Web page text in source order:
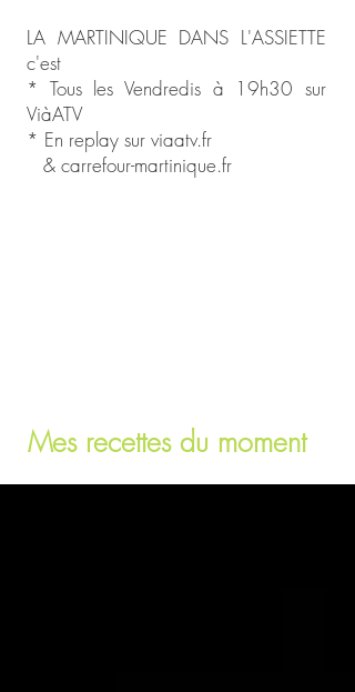
LA MARTINIQUE DANS L'ASSIETTE
c'est
* Tous les Vendredis à 19h30 sur
ViàATV
* En replay sur viaatv.fr
& carrefour-martinique.fr
Mes recettes du moment